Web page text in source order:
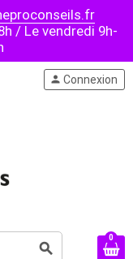
/ Le vendredi 9h-
search
person Connexion
0